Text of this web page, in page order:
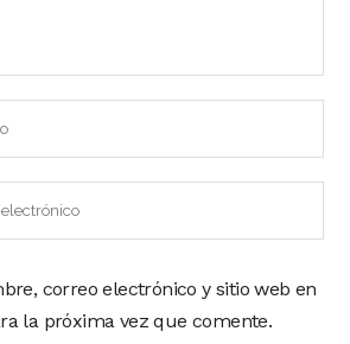
correo electrónico y sitio web en
la próxima vez que comente.